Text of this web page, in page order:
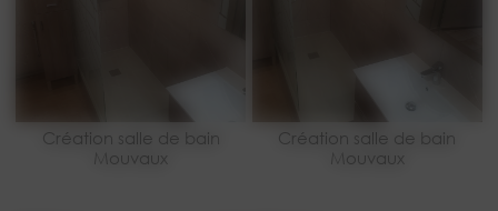
Création salle de bain
Mouvaux
Création salle de bain
Mouvaux